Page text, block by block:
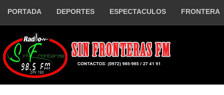
PORTADA DEPORTES ESPECTACULOS FRONTERA